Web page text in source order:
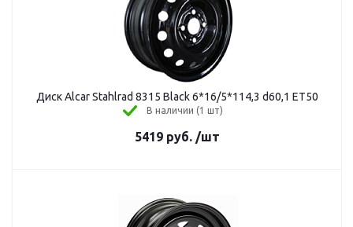
Диск Alcar Stahlrad 8315 Black 6*16/5*114,3 d60,1 ЕТ50
В наличии (1 шт)
5419 руб. /шт